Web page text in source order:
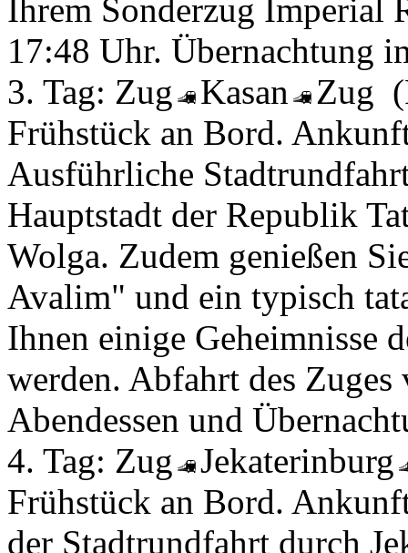
Ihrem Sonderzug Imperial
17:48 Uhr. Übernachtung
3. Tag: Zug Kasan Zug
Frühstück an Bord.
Ausführliche
Hauptstadt der Republik
Wolga. Zudem genießen
Avalim" und ein typisch
Ihnen einige Geheimnisse
werden. Abfahrt des
Abendessen und
4. Tag: Zug
Jekaterinburg
Frühstück an Bord.
der Stadtrundfahrt durch